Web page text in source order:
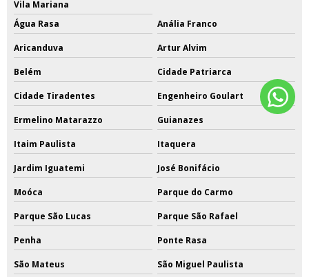
Vila Mariana
Água Rasa
Anália Franco
Aricanduva Artur Alvim
Belém Cidade Patriarca
Cidade Tiradentes Engenheiro Goulart
Ermelino Matarazzo Guianazes
Itaim Paulista Itaquera
Jardim Iguatemi José Bonifácio
Moóca Parque do Carmo
Parque São Lucas Parque São Rafael
Penha Ponte Rasa
São Mateus São Miguel Paulista